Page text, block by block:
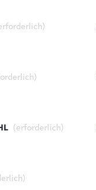
(erforderlich)